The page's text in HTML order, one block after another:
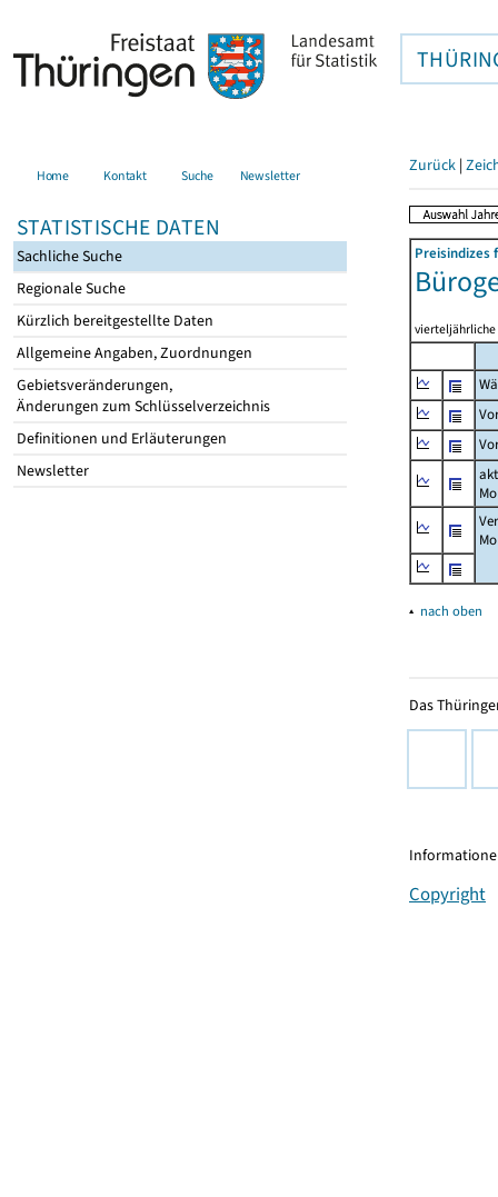
Home Kontakt Suche Newsletter
STATISTISCHE DATEN
Sachliche Suche
Regionale Suche
Kürzlich bereitgestellte Daten
Allgemeine Angaben, Zuordnungen
Gebietsveränderungen,
Änderungen zum Schlüsselverzeichnis
Definitionen und Erläuterungen
Newsletter
Zurück |
Preisindizes
vierteljährliche
▴ nach oben
Das
Copyright